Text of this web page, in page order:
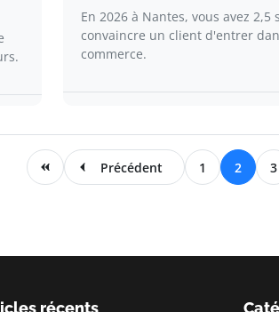
En 2026 à Nantes, vous avez 2,5
convaincre un client d'entrer
commerce.
Précédent 1 2 3
récents